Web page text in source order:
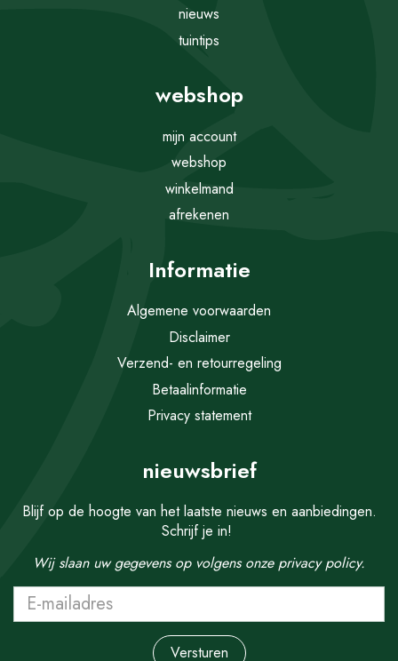
nieuws
tuintips
webshop
mijn account
webshop
winkelmand
afrekenen
Informatie
Algemene voorwaarden
Disclaimer
Verzend- en retourregeling
Betaalinformatie
Privacy statement
nieuwsbrief
Blijf op de hoogte van het laatste nieuws en aanbiedingen.
Schrijf je in!
Wij slaan uw gegevens op volgens onze privacy policy.